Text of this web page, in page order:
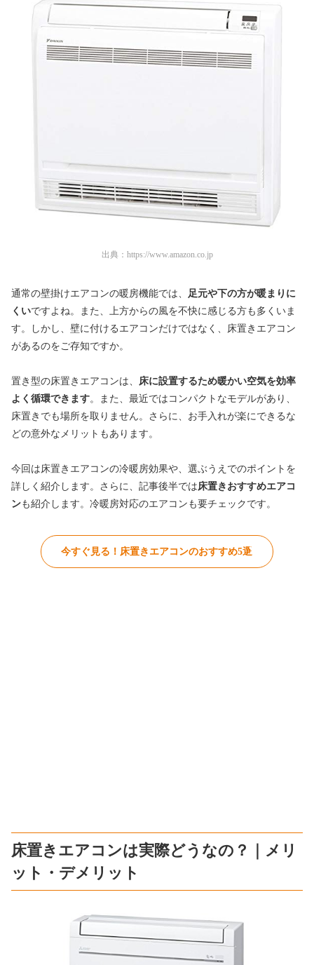
出典： https://www.amazon.co.jp
通常の壁掛けエアコンの暖房機能では、 足元や下の方が暖まりに
くいですよね。また、上方からの風を不快に感じる方も多くいま
す。しかし、壁に付けるエアコンだけではなく、床置きエアコン
があるのをご存知ですか。
置き型の床置きエアコンは、 床に設置するため暖かい空気を効率
よく循環できます。また、最近ではコンパクトなモデルがあり、
床置きでも場所を取りません。さらに、お手入れが楽にできるな
どの意外なメリットもあります。
今回は床置きエアコンの冷暖房効果や、選ぶうえでのポイントを
詳しく紹介します。さらに、記事後半では床置きおすすめエアコ
ンも紹介します。冷暖房対応のエアコンも要チェックです。
今すぐ見る！床置きエアコンのおすすめ5選
床置きエアコンは実際どうなの？｜メリ
ット・デメリット